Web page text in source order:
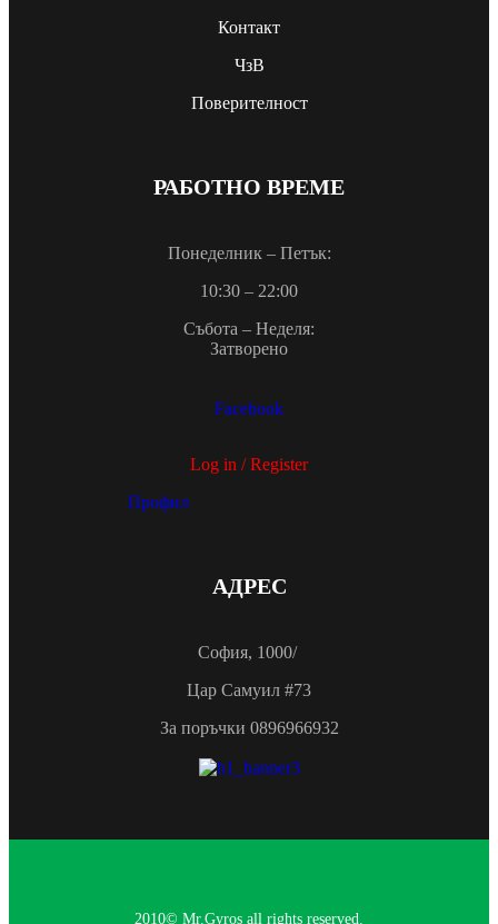
Контакт
ЧзВ
Поверителност
РАБОТНО ВРЕМЕ
Понеделник – Петък:
10:30 – 22:00
Събота – Неделя:
Затворено
Facebook
Log in / Register
Профил
АДРЕС
София, 1000/
Цар Самуил #73
За поръчки 0896966932
2010© Mr.Gyros all rights reserved.